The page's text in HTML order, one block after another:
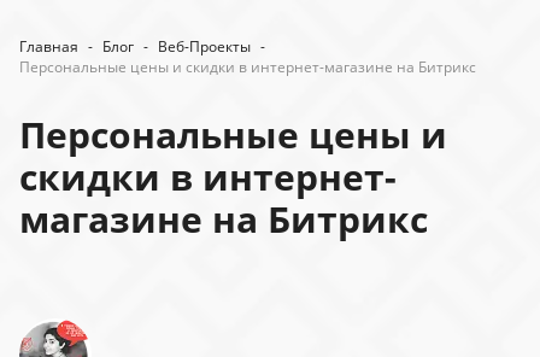
Главная - Блог - Веб-Проекты -
Персональные цены и скидки в интернет-магазине на Битрикс
Персональные цены и
скидки в интернет-
магазине на Битрикс